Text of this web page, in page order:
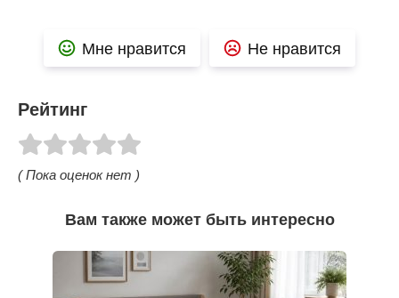
Мне нравится Не нравится
Рейтинг
( Пока оценок нет )
Вам также может быть интересно